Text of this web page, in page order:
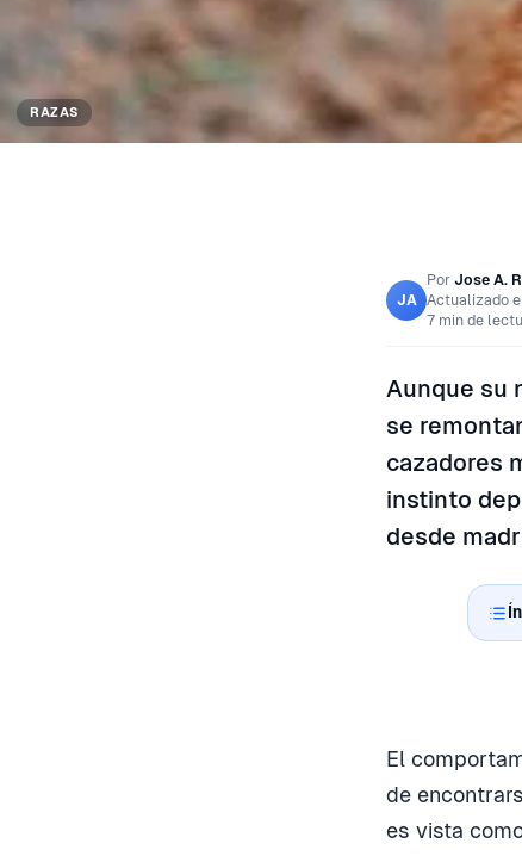
RAZAS
JA
Por Jose A.
Actualizado
7 min de
Aunque su
se
cazadores
instinto
desde
El
de
es vista